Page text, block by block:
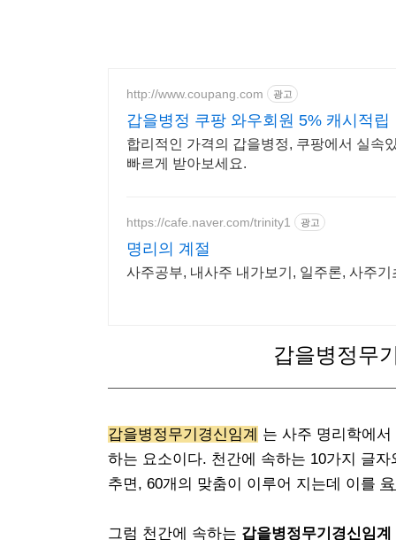
http://www.coupang.com 광고
갑을병정 쿠팡 와우회원 5% 캐시적립
합리적인 가격의 갑을병정, 쿠팡에서 실속
빠르게 받아보세요.
https://cafe.naver.com/trinity1 광고
명리의 계절
사주공부, 내사주 내가보기, 일주론, 사주
갑을병정무
갑을병정무기경신임계 는 사주 명리학에서
하는 요소이다. 천간에 속하는 10가지 글
추면, 60개의 맞춤이 이루어 지는데 이를
그럼 천간에 속하는 갑을병정무기경신임계